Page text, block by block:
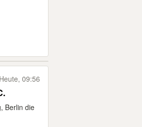
Heute, 09:56
Berlin die